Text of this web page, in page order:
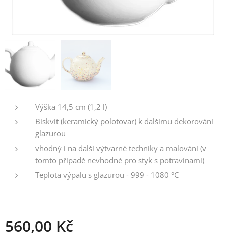
Výška 14,5 cm (1,2 l)
Biskvit (keramický polotovar) k dalšímu dekorování
glazurou
vhodný i na další výtvarné techniky a malování (v
tomto případě nevhodné pro styk s potravinami)
Teplota výpalu s glazurou - 999 - 1080 °C
560,00 Kč